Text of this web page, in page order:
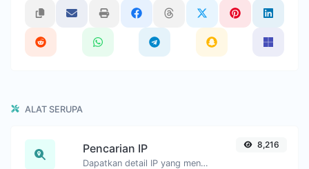
ALAT SERUPA
Pencarian IP
Dapatkan detail IP yang mendekati.
8,216